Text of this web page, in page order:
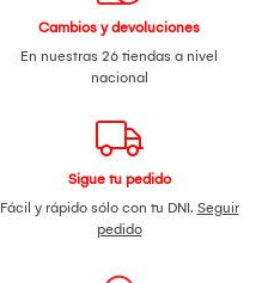
Cambios y devoluciones
En nuestras 26 tiendas a nivel
nacional
Sigue tu pedido
Fácil y rápido sólo con tu DNI. Seguir
pedido